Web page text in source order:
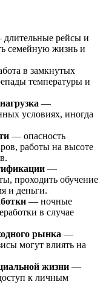
рейсы и
семейную жизнь и
в замкнутых
температуры и
—
условиях, иногда
— опасность
работы на высоте
—
проходить обучение
и деньги.
— ночные
в случае
рынка —
могут влиять на
жизни —
к личным